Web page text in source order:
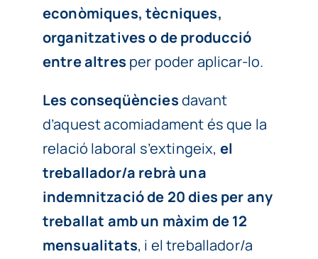
econòmiques, tècniques,
organitzatives o de producció
entre altres per poder aplicar-lo.
Les conseqüènciesdavant
d’aquest acomiadament és que la
relació laboral s’extingeix, el
treballador/a rebrà una
indemnització de 20 dies per any
treballat amb un màxim de 12
mensualitats, i el treballador/a